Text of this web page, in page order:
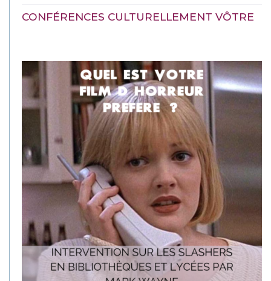
CONFÉRENCES CULTURELLEMENT VÔTRE